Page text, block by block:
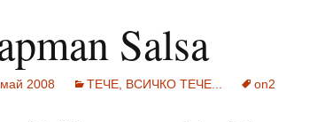
Salsa
2008 ТЕЧЕ, ВСИЧКО ТЕЧЕ... on2